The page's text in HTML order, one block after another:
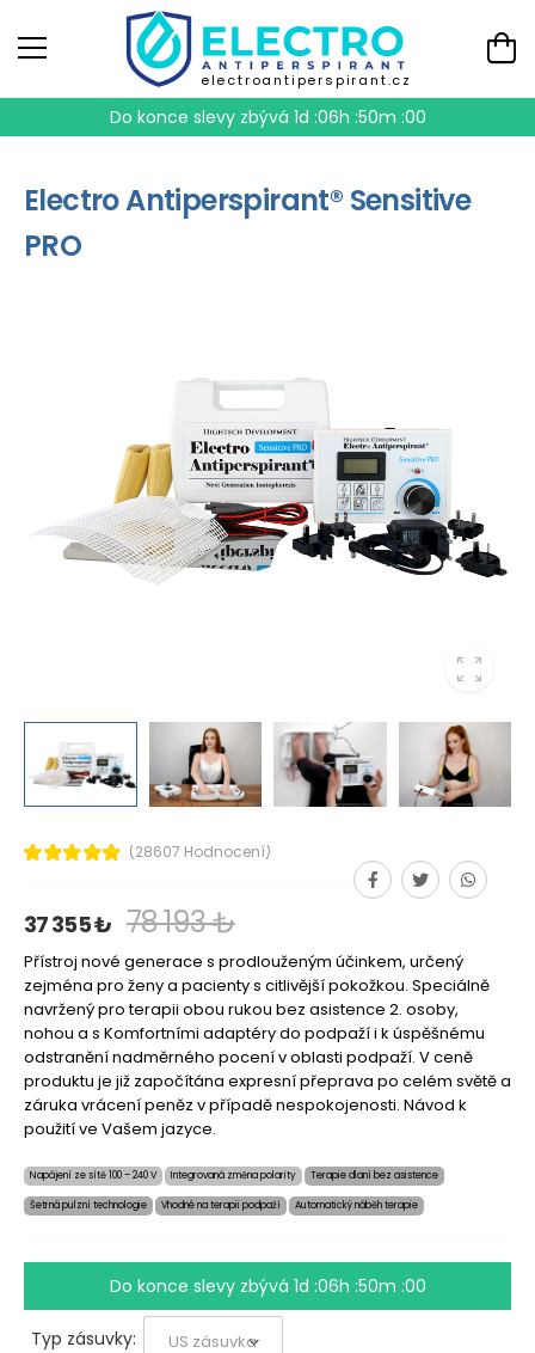
electroantiperspirant.cz
Do konce slevy zbývá 1d :06h :49m :59
Electro Antiperspirant® Sensitive
PRO
(28607 Hodnocení)
37 355 ₺ 78 193 ₺
Přístroj nové generace s prodlouženým účinkem, určený
zejména pro ženy a pacienty s citlivější pokožkou. Speciálně
navržený pro terapii obou rukou bez asistence 2. osoby,
nohou a s Komfortními adaptéry do podpaží i k úspěšnému
odstranění nadměrného pocení v oblasti podpaží. V ceně
produktu je již započítána expresní přeprava po celém světě a
záruka vrácení peněz v případě nespokojenosti. Návod k
použití ve Vašem jazyce.
Napájení ze sítě 100 – 240 V Integrovaná změna polarity Terapie dlaní bez asistence
Šetrná pulzní technologie Vhodné na terapii podpaží Automatický náběh terapie
Do konce slevy zbývá 1d :06h :49m :59
Typ zásuvky: